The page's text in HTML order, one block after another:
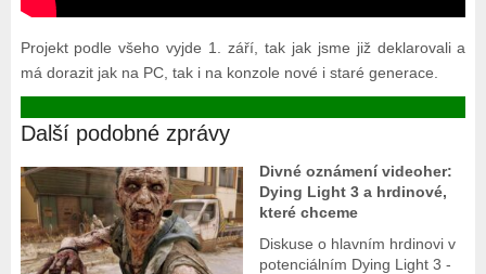
Projekt podle všeho vyjde 1. září, tak jak jsme již deklarovali a
má dorazit jak na PC, tak i na konzole nové i staré generace.
Další podobné zprávy
Divné oznámení videoher:
Dying Light 3 a hrdinové,
které chceme
Diskuse o hlavním hrdinovi v
potenciálním Dying Light 3 -